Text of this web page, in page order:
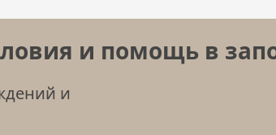
и помощь в
и